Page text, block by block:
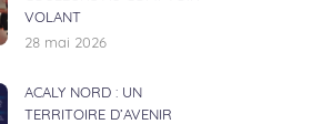
VOLANT
28 mai 2026
ACALY NORD : UN
TERRITOIRE D’AVENIR